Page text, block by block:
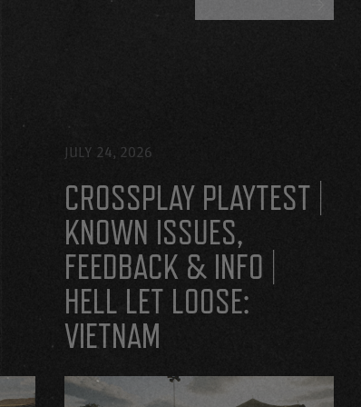
JULY 24, 2026
CROSSPLAY PLAYTEST |
KNOWN ISSUES,
FEEDBACK & INFO |
HELL LET LOOSE:
VIETNAM